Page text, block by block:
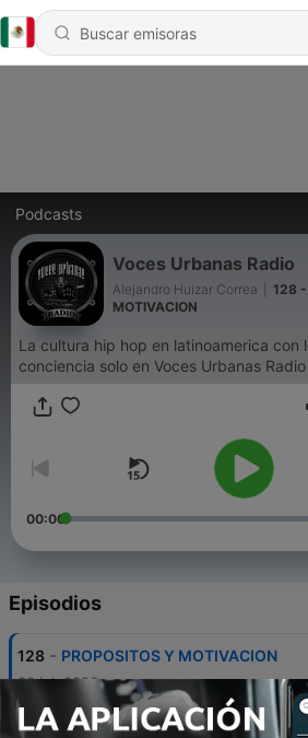
Podcasts
Voces Urbanas Radio
Alejandro Huizar Correa
128 -
MOTIVACION
La cultura hip hop en latinoamerica con
conciencia solo en Voces Urbanas Radio
00:00
Episodios
128 - PROPOSITOS Y MOTIVACION
30 jul. 2026
127 - ENTREVISTA LOS PPS